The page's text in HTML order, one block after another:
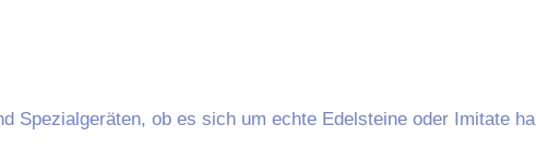
Spezialgeräten, ob es sich um echte Edelsteine oder Imitate